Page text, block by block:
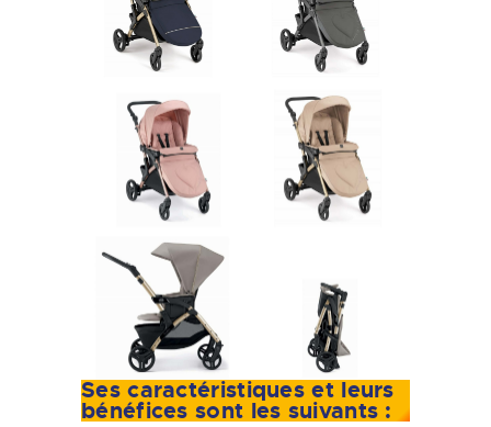
Ses caractéristiques et leurs
bénéfices sont les suivants :